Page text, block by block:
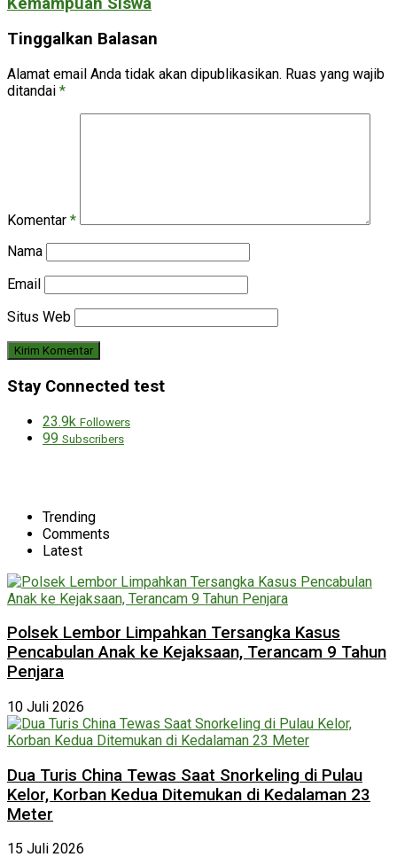
Tinggalkan Balasan
Alamat email Anda tidak akan dipublikasikan. Ruas yang wajib
ditandai *
Komentar *
Nama
Email
Situs Web
Stay Connected test
23.9k Followers
99 Subscribers
Trending
Comments
Latest
Polsek Lembor Limpahkan Tersangka Kasus
Pencabulan Anak ke Kejaksaan, Terancam 9 Tahun
Penjara
10 Juli 2026
Dua Turis China Tewas Saat Snorkeling di Pulau
Kelor, Korban Kedua Ditemukan di Kedalaman 23
Meter
15 Juli 2026